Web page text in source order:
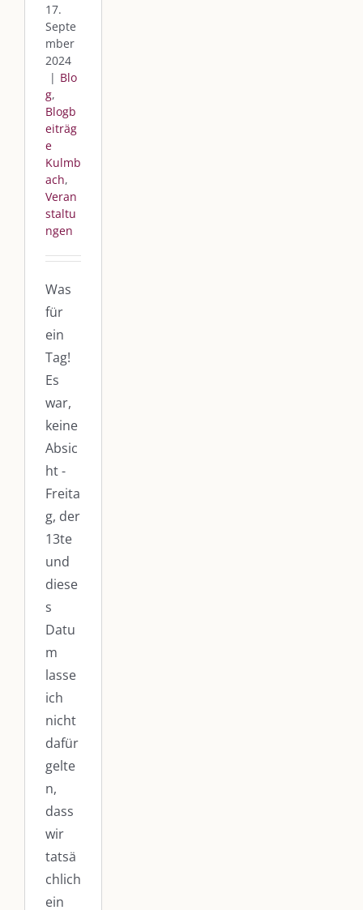
17.
Septe
mber
2024
| Blo
g,
Blogb
eiträg
e
Kulmb
ach,
Veran
staltu
ngen
Was
für
ein
Tag!
Es
war,
keine
Absic
ht -
Freita
g, der
13te
und
diese
s
Datu
m
lasse
ich
nicht
dafür
gelte
n,
dass
wir
tatsä
chlich
ein